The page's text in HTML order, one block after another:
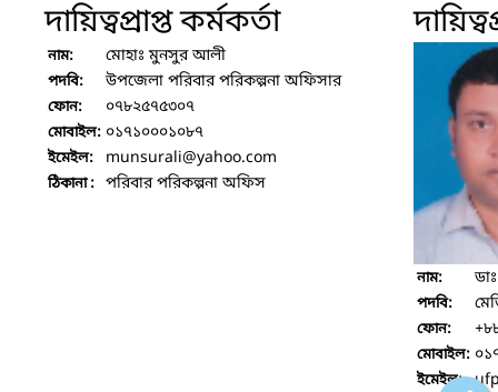
দায়িত্বপ্রাপ্ত কর্মকর্তা
নাম: মোহাঃ মুনসুর আলী
পদবি: উপজেলা পরিবার পরিকল্পনা অফিসার
ফোন: ০৭৮২৫৭৫৩০৭
মোবাইল: ০১৭১০০০১০৮৭
ইমেইল: munsurali@yahoo.com
ঠিকানা : পরিবার পরিকল্পনা অফিস
নাম:
পদবি:
ফোন:
মোবাইল:
ইমেইল: